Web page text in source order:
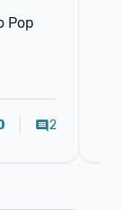
Pop
2